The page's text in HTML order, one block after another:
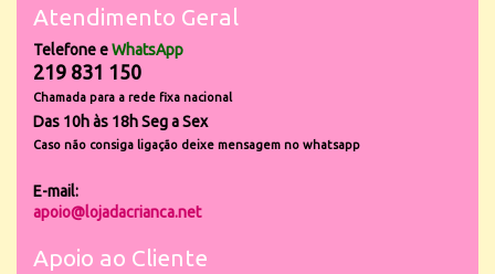
Atendimento Geral
Telefone eWhatsApp
219 831 150
Chamada para a rede fixa nacional
Das 10h às 18h Seg a Sex
Caso não consiga ligação deixe mensagem no whatsapp
E-mail:
apoio@lojadacrianca.net
Apoio ao Cliente